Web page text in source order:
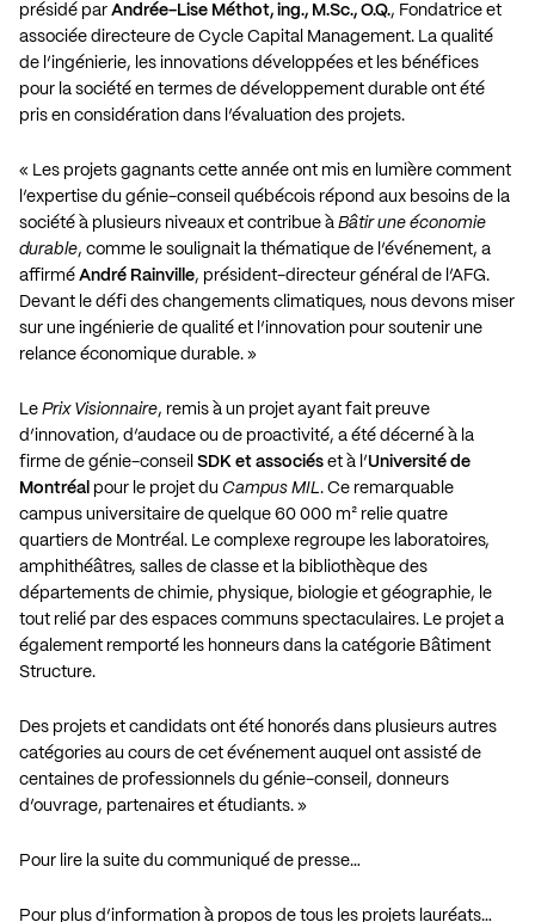
présidé par Andrée-Lise Méthot, ing., M.Sc., O.Q., Fondatrice et
associée directeure de Cycle Capital Management. La qualité
de l’ingénierie, les innovations développées et les bénéfices
pour la société en termes de développement durable ont été
pris en considération dans l’évaluation des projets.
« Les projets gagnants cette année ont mis en lumière comment
l’expertise du génie-conseil québécois répond aux besoins de la
société à plusieurs niveaux et contribue à Bâtir une économie
durable, comme le soulignait la thématique de l’événement, a
affirmé André Rainville, président-directeur général de l’AFG.
Devant le défi des changements climatiques, nous devons miser
sur une ingénierie de qualité et l’innovation pour soutenir une
relance économique durable. »
Le Prix Visionnaire, remis à un projet ayant fait preuve
d’innovation, d’audace ou de proactivité, a été décerné à la
firme de génie-conseil SDK et associés et à l’Université de
Montréal pour le projet du Campus MIL. Ce remarquable
campus universitaire de quelque 60 000 m² relie quatre
quartiers de Montréal. Le complexe regroupe les laboratoires,
amphithéâtres, salles de classe et la bibliothèque des
départements de chimie, physique, biologie et géographie, le
tout relié par des espaces communs spectaculaires. Le projet a
également remporté les honneurs dans la catégorie Bâtiment
Structure.
Des projets et candidats ont été honorés dans plusieurs autres
catégories au cours de cet événement auquel ont assisté de
centaines de professionnels du génie-conseil, donneurs
d’ouvrage, partenaires et étudiants. »
Pour lire la suite du communiqué de presse…
Pour plus d’information à propos de tous les projets lauréats…